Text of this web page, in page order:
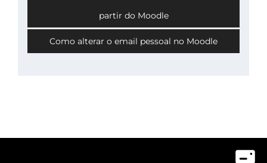
partir do Moodle
Como alterar o email pessoal no Moodle